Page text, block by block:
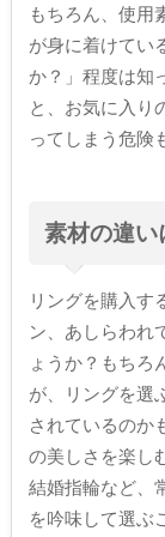
もちろん、使用
が身に着けてい
か？」程度は知
と、お気に入り
ってしまう危険
素材の違い
リングを購入す
ン、あしらわれ
ょうか？もちろ
が、リングを選
されているのか
の美しさを楽し
結婚指輪など、
を吟味して選ぶ